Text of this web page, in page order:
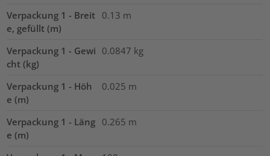
Verpackung 1 - Breit
e, gefüllt (m)
0.13 m
Verpackung 1 - Gewi
cht (kg)
0.0847 kg
Verpackung 1 - Höh
e (m)
0.025 m
Verpackung 1 - Läng
e (m)
0.265 m